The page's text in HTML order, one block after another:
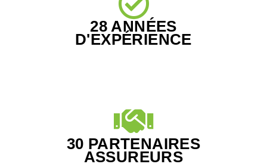
28 ANNÉES
D'EXPÉRIENCE
30 PARTENAIRES
ASSUREURS